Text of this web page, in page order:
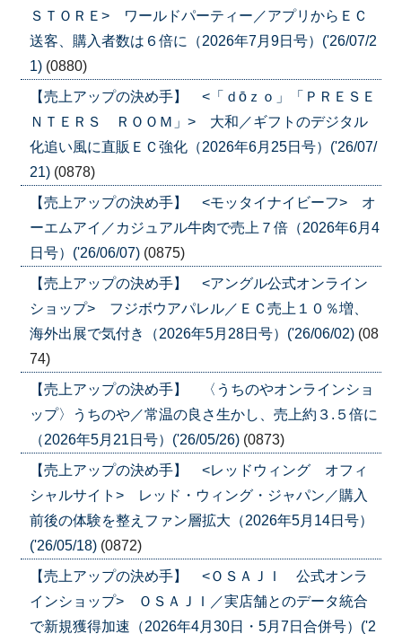
ＳＴＯＲＥ> ワールドパーティー／アプリからＥＣ
送客、購入者数は６倍に（2026年7月9日号）('26/07/2
1) (0880)
【売上アップの決め手】 <「ｄōｚｏ」「ＰＲＥＳＥ
ＮＴＥＲＳ ＲＯＯＭ」> 大和／ギフトのデジタル
化追い風に直販ＥＣ強化（2026年6月25日号）('26/07/
21) (0878)
【売上アップの決め手】 <モッタイナイビーフ> オ
ーエムアイ／カジュアル牛肉で売上７倍（2026年6月4
日号）('26/06/07) (0875)
【売上アップの決め手】 <アングル公式オンライン
ショップ> フジボウアパレル／ＥＣ売上１０％増、
海外出展で気付き（2026年5月28日号）('26/06/02) (08
74)
【売上アップの決め手】 〈うちのやオンラインショ
ップ〉うちのや／常温の良さ生かし、売上約３.５倍に
（2026年5月21日号）('26/05/26) (0873)
【売上アップの決め手】 <レッドウィング オフィ
シャルサイト> レッド・ウィング・ジャパン／購入
前後の体験を整えファン層拡大（2026年5月14日号）
('26/05/18) (0872)
【売上アップの決め手】 <ＯＳＡＪＩ 公式オンラ
インショップ> ＯＳＡＪＩ／実店舗とのデータ統合
で新規獲得加速（2026年4月30日・5月7日合併号）('2